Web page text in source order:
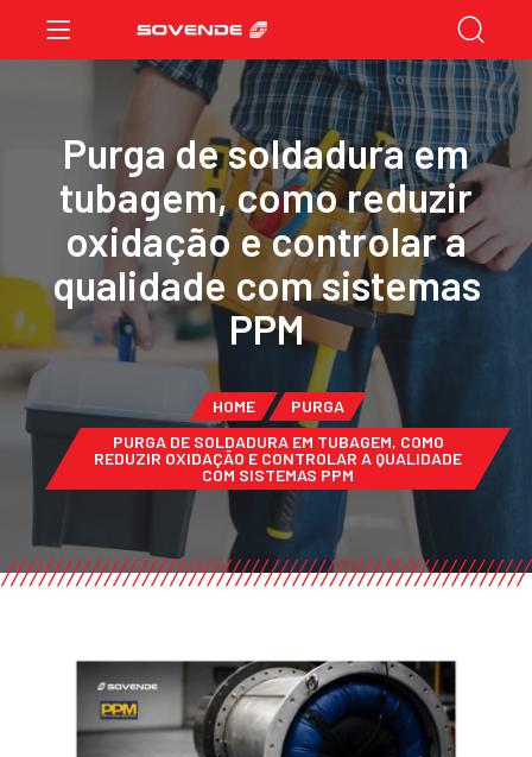
Purga de soldadura em
tubagem, como reduzir
oxidação e controlar a
qualidade com sistemas
PPM
HOME
PURGA
PURGA DE SOLDADURA EM TUBAGEM, COMO
REDUZIR OXIDAÇÃO E CONTROLAR A QUALIDADE
COM SISTEMAS PPM